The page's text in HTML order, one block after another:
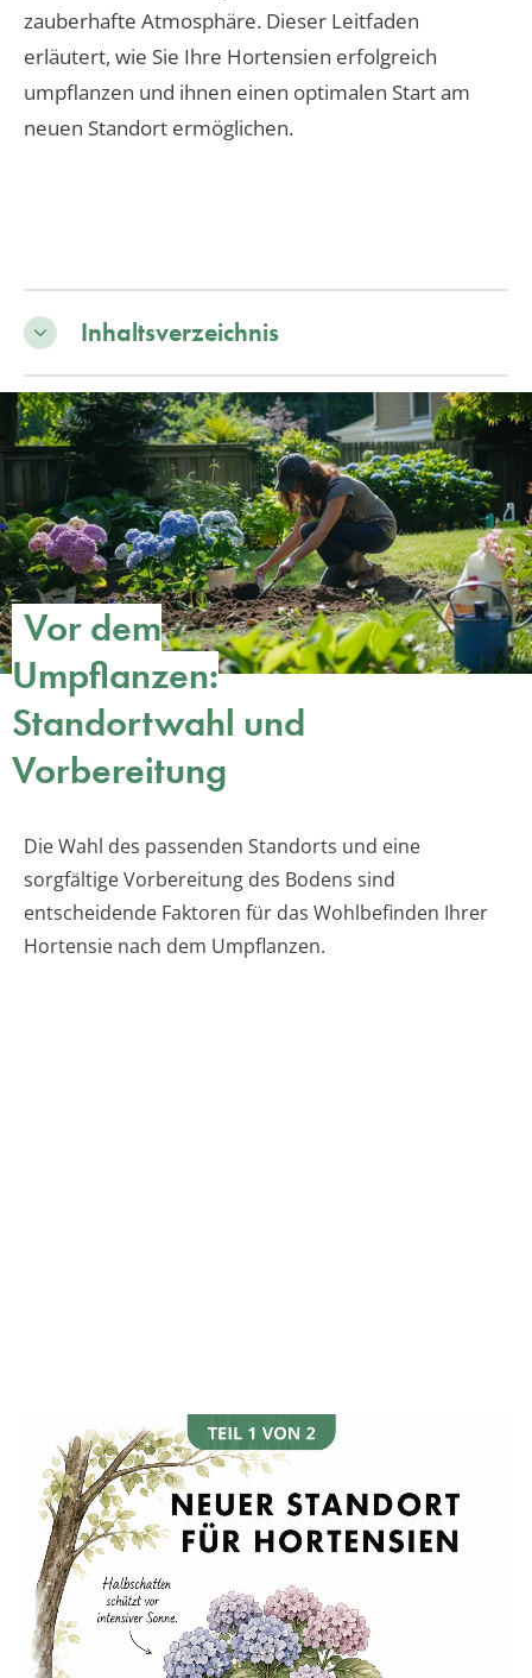
zauberhafte Atmosphäre. Dieser Leitfaden
erläutert, wie Sie Ihre Hortensien erfolgreich
umpflanzen und ihnen einen optimalen Start am
neuen Standort ermöglichen.
Inhaltsverzeichnis
Vor dem
Umpflanzen:
Standortwahl und
Vorbereitung
Die Wahl des passenden Standorts und eine
sorgfältige Vorbereitung des Bodens sind
entscheidende Faktoren für das Wohlbefinden Ihrer
Hortensie nach dem Umpflanzen.